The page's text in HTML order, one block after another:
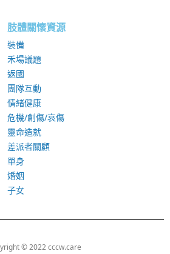
肢體關懷資源
裝備
禾場議題
返國
團隊互動
情緒健康
危機/創傷/哀傷
靈命造就
差派者關顧
單身
婚姻
子女
© 2022 cccw.care